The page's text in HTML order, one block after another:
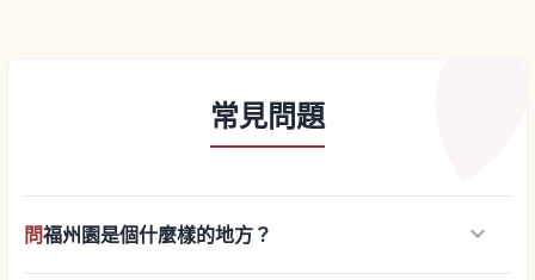
常見問題
問福州園是個什麼樣的地方？ keyboard_arrow_down